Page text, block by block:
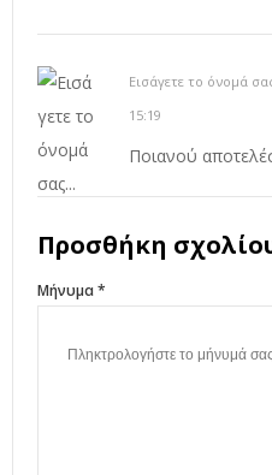
Εισάγετε το όνομά
15:19
Ποιανού
Προσθήκη
Μήνυμα *